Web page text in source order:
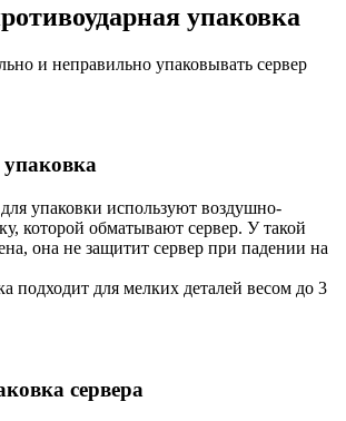
упаковка
и неправильно упаковывать сервер
упаковки используют воздушно-
которой обматывают сервер. У такой
она не защитит сервер при падении на
подходит для мелких деталей весом до 3
сервера